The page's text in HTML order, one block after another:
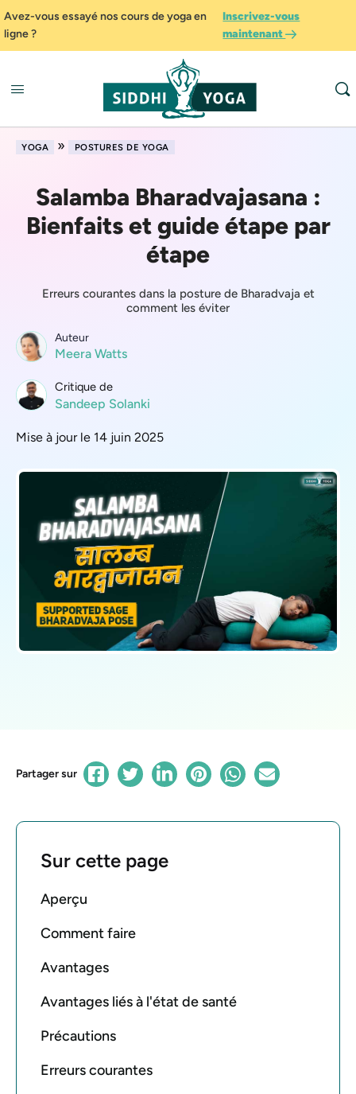
Avez-vous essayé nos cours de yoga en
ligne ?
Inscrivez-vous
maintenant
YOGA » POSTURES DE YOGA
Salamba Bharadvajasana :
Bienfaits et guide étape par
étape
Erreurs courantes dans la posture de Bharadvaja et
comment les éviter
Auteur
Meera Watts
Critique de
Sandeep Solanki
Mise à jour le 14 juin 2025
Partager sur
Sur cette page
Aperçu
Comment faire
Avantages
Avantages liés à l'état de santé
Précautions
Erreurs courantes